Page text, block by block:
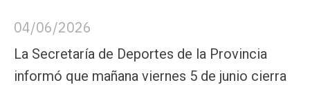
La Secretaría de Deportes de la Provincia
informó que mañana viernes 5 de junio cierra
04/06/2026